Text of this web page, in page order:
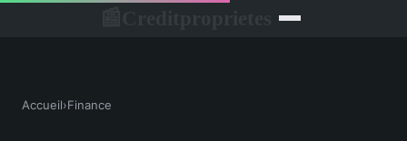
Accueil›Finance